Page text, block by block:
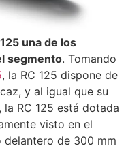
una de los
segmento. Tomando
, la RC 125 dispone de
y al igual que su
RC 125 está dotada
visto en el
delantero de 300 mm